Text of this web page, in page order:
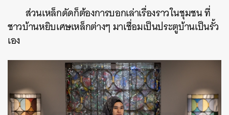
ส่วนเหล็กดัดก็ต้องการบอกเล่าเรื่องราวในชุมชน ที่
ชาวบ้านหยิบเศษเหล็กต่างๆ มาเชื่อมเป็นประตูบ้านเป็นรั้ว
เอง
SHARE TWEET LINE EMAIL